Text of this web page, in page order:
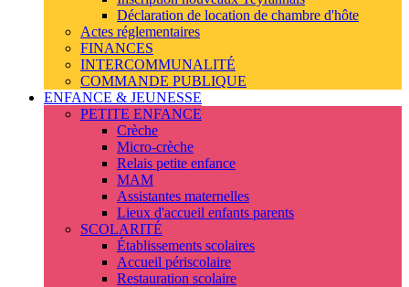
Déclaration de location de chambre d'hôte
Actes réglementaires
FINANCES
INTERCOMMUNALITÉ
COMMANDE PUBLIQUE
ENFANCE & JEUNESSE
PETITE ENFANCE
Crèche
Micro-crèche
Relais petite enfance
MAM
Assistantes maternelles
Lieux d'accueil enfants parents
SCOLARITÉ
Établissements scolaires
Accueil périscolaire
Restauration scolaire